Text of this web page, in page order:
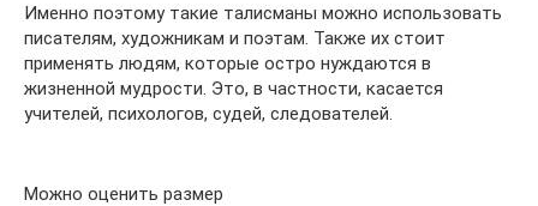
Именно поэтому такие талисманы можно использовать
писателям, художникам и поэтам. Также их стоит
применять людям, которые остро нуждаются в
жизненной мудрости. Это, в частности, касается
учителей, психологов, судей, следователей.
Можно оценить размер